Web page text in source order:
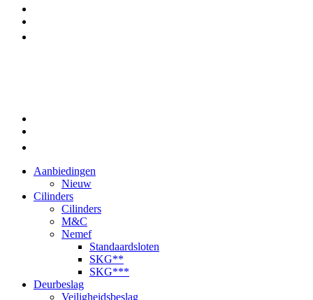
Aanbiedingen
Nieuw
Cilinders
Cilinders
M&C
Nemef
Standaardsloten
SKG**
SKG***
Deurbeslag
Veiligheidsbeslag